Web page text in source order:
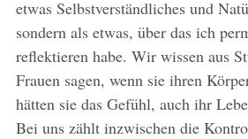
etwas Selbstverständliches und
sondern als etwas, über das ich
reflektieren habe. Wir wissen aus
Frauen sagen, wenn sie ihren
hätten sie das Gefühl, auch ihr
Bei uns zählt inzwischen die